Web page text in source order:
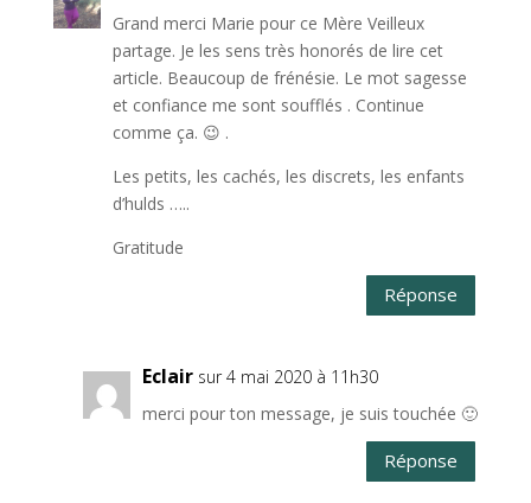
Grand merci Marie pour ce Mère Veilleux
partage. Je les sens très honorés de lire cet
article. Beaucoup de frénésie. Le mot sagesse
et confiance me sont soufflés . Continue
comme ça. 😉 .
Les petits, les cachés, les discrets, les enfants
d’hulds …..
Gratitude
Réponse
Eclair sur 4 mai 2020 à 11h30
merci pour ton message, je suis touchée 🙂
Réponse